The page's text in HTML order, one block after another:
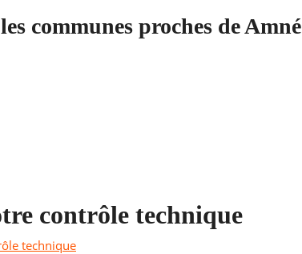
communes proches de Amné
contrôle technique
technique